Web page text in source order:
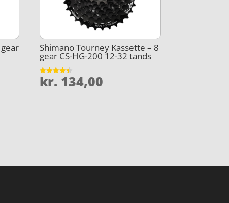
Shimano Tourney Kassette – 8
gear CS-HG-200 12-32 tands
Vurderet
4.4
kr. 134,00